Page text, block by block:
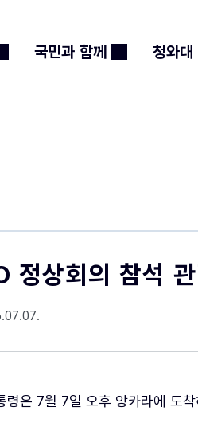
국민과 함께 청와대
정상회의 참석
령은 7월 7일 오후 앙카라에 도